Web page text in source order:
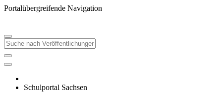
Portalübergreifende Navigation
Schulportal Sachsen